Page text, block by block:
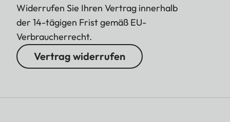
Widerrufen Sie Ihren Vertrag innerhalb
der 14-tägigen Frist gemäß EU-
Verbraucherrecht.
Vertrag widerrufen